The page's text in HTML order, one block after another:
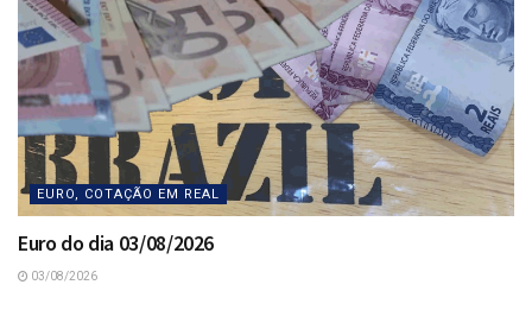
EURO, COTAÇÃO EM REAL
Euro do dia 03/08/2026
03/08/2026